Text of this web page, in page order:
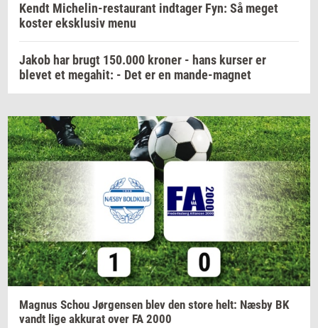
Kendt Michelin-restaurant indtager Fyn: Så meget
koster eksklusiv menu
Jakob har brugt 150.000 kroner - hans kurser er
blevet et megahit: - Det er en mande-magnet
Magnus Schou Jør­gen­sen blev den store helt: Næsby BK
vandt lige ak­ku­rat over FA 2000